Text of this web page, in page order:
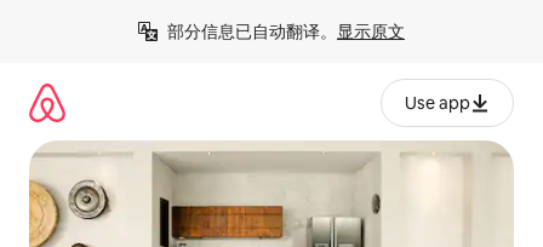
部分信息已自动翻译。 显示原文
Use app